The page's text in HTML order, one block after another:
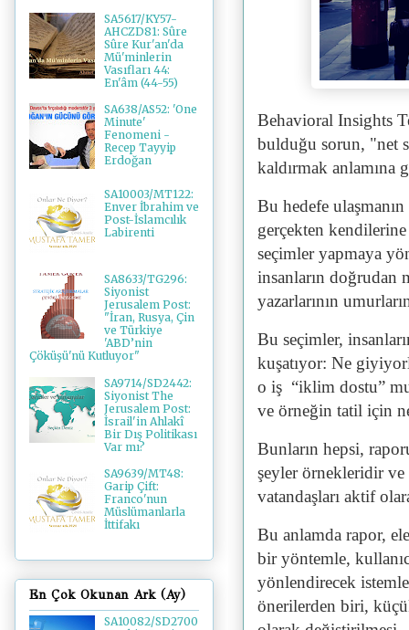
Behavioral Insights
bulduğu sorun, "net
kaldırmak anlamına
Bu hedefe
gerçekten
seçimler yapmaya
insanların doğrudan
yazarlarının
Bu seçimler,
kuşatıyor: Ne
o iş “iklim dostu”
ve örneğin tatil için
Bunların hepsi,
şeyler örnekleridir
vatandaşları aktif
Bu anlamda rapor,
bir yöntemle,
yönlendirecek
önerilerden biri,
SA5617/KY57-
AHCZD81: Sûre
Sûre Kur'an'da
Mü'minlerin
Vasıfları 44:
En'âm (44-55)
SA638/AS52: 'One
Minute'
Fenomeni -
Recep Tayyip
Erdoğan
SA10003/MT122:
Enver İbrahim ve
Post-İslamcılık
Labirenti
SA8633/TG296:
Siyonist
Jerusalem Post:
"İran, Rusya, Çin
ve Türkiye
'ABD’nin
Çöküşü'nü Kutluyor"
SA9714/SD2442:
Siyonist The
Jerusalem Post:
İsrail'in Ahlakî
Bir Dış Politikası
Var mı?
SA9639/MT48:
Garip Çift:
Franco'nun
Müslümanlarla
İttifakı
En Çok Okunan Ark (Ay)
SA10082/SD2700